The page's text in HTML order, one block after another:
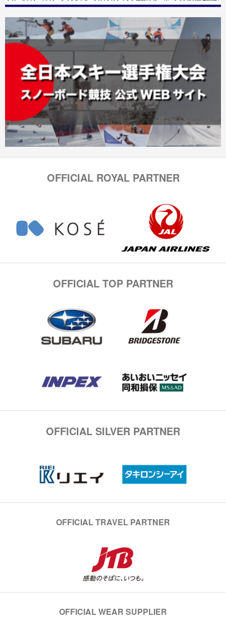
OFFICIAL ROYAL PARTNER
OFFICIAL TOP PARTNER
OFFICIAL SILVER PARTNER
OFFICIAL TRAVEL PARTNER
OFFICIAL WEAR SUPPLIER